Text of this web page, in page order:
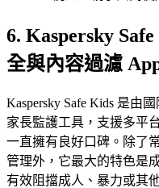
6. Kaspersky
全與內容過濾
Kaspersky Safe Kids 是由
家長監護工具，支援多平
一直擁有良好口碑。除了
管理外，它最大的特色是
有效阻擋成人、暴力或其